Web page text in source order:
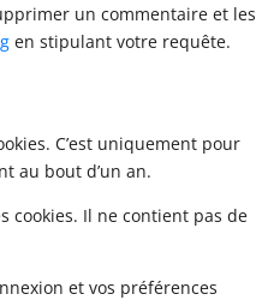
un commentaire et les
en stipulant votre requête.
C’est uniquement pour
au bout d’un an.
cookies. Il ne contient pas de
et vos préférences